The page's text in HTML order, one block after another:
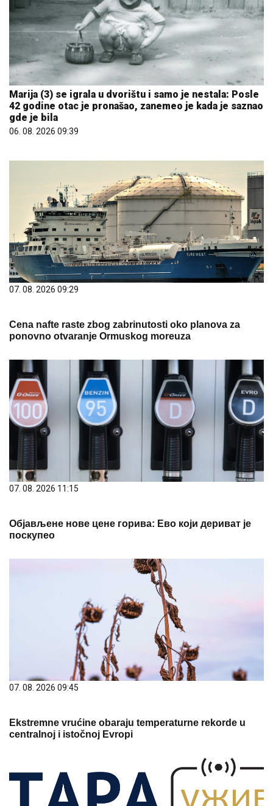
Marija (3) se igrala u dvorištu i samo je nestala: Posle
42 godine otac je pronašao, zanemeo je kada je saznao
gde je bila
06. 08. 2026 09:39
07. 08. 2026 09:29
Cena nafte raste zbog zabrinutosti oko planova za
ponovno otvaranje Ormuskog moreuza
07. 08. 2026 11:15
Објављене нове цене горива: Ево који дериват је
поскупео
07. 08. 2026 09:45
Ekstremne vrućine obaraju temperaturne rekorde u
centralnoj i istočnoj Evropi